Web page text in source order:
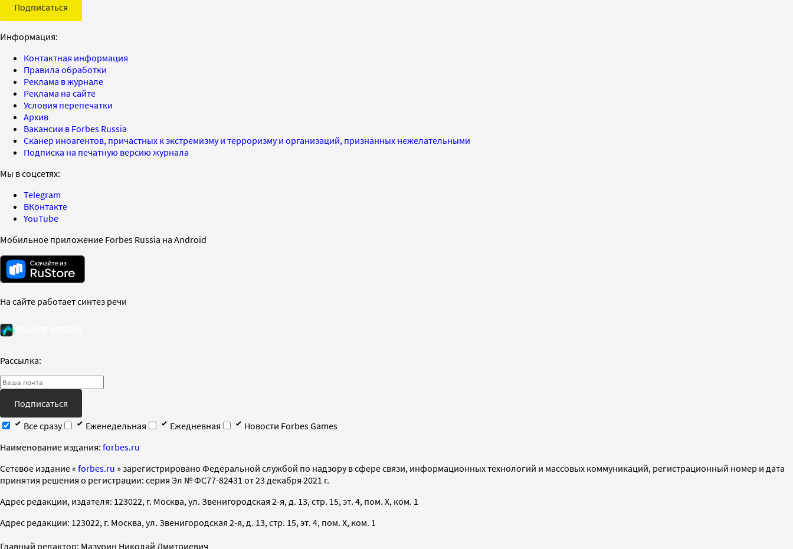
Подписаться
Информация:
Контактная информация
Правила обработки
Реклама в журнале
Реклама на сайте
Условия перепечатки
Архив
Вакансии в Forbes Russia
Сканер иноагентов, причастных к экстремизму и терроризму и организаций, признанных нежелательными
Подписка на печатную версию журнала
Мы в соцсетях:
Telegram
ВКонтакте
YouTube
Мобильное приложение Forbes Russia на Android
На сайте работает синтез речи
Рассылка:
Подписаться
Все сразу
Еженедельная Ежедневная
Новости Forbes Games
Наименование издания: forbes.ru
Cетевое издание « forbes.ru » зарегистрировано Федеральной службой по надзору в сфере связи, информационных технологий и массовых коммуникаций, регистрационный номер и дата
принятия решения о регистрации: серия Эл № ФС77-82431 от 23 декабря 2021 г.
Адрес редакции, издателя: 123022, г. Москва, ул. Звенигородская 2-я, д. 13, стр. 15, эт. 4, пом. X, ком. 1
Адрес редакции: 123022, г. Москва, ул. Звенигородская 2-я, д. 13, стр. 15, эт. 4, пом. X, ком. 1
Главный редактор: Мазурин Николай Дмитриевич